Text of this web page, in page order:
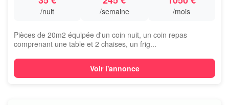
/nuit /semaine /mois
Pièces de 20m2 équipée d'un coin nuit, un coin repas
comprenant une table et 2 chaises, un frig...
Voir l'annonce